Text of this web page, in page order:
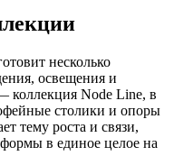
несколько
освещения и
коллекция Node Line, в
столики и опоры
тему роста и связи,
в единое целое на